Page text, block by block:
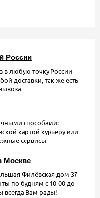
России
в любую точку России
доставки, так же есть
способами:
картой курьеру или
сервисы
Москве
Филёвская дом 37
по будням с 10-00 до
всегда Вам рады!